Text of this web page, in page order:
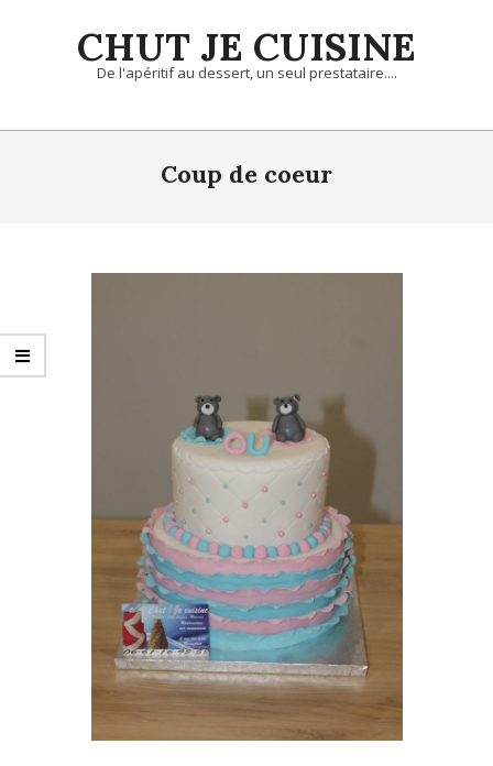
CHUT JE CUISINE
De l'apéritif au dessert, un seul prestataire....
Primary
Coup de coeur